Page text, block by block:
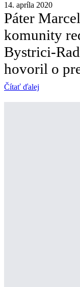
14. apríla 2020
Páter
komunity
Bystrici-
hovoril o
Čítať ďalej